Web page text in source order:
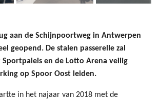
aan de Schijnpoortweg in Antwerpen
geopend. De stalen passerelle zal
Sportpaleis en de Lotto Arena veilig
op Spoor Oost leiden.
in het najaar van 2018 met de